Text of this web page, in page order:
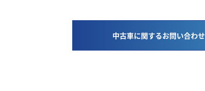
中古車に関するお問い合わせ